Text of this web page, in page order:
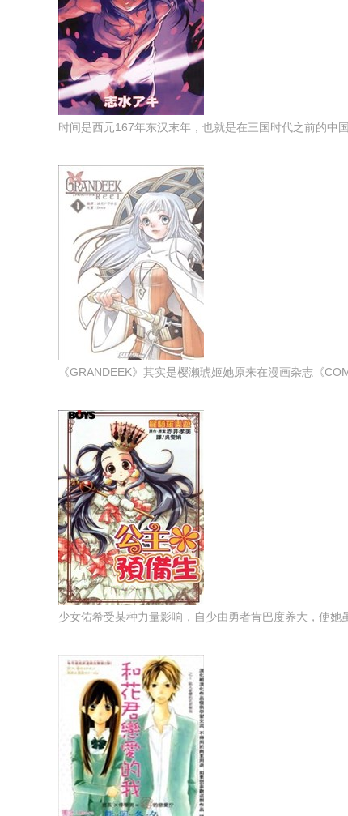
时间是西元167年东汉末年，也就是在三国时代之前的中
《GRANDEEK》其实是樱濑琥姬她原来在漫画杂志《
少女佑希受某种力量影响，自少由勇者肯巴度养大，使她